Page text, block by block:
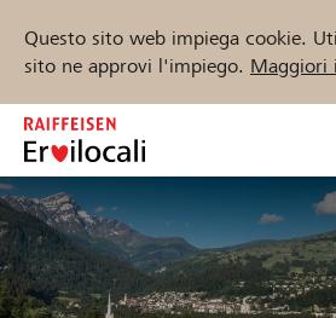
Questo sito web impiega cookie.
sito ne approvi l'impiego. Maggiori
Zum
Inhalt
springen
Inizia ora